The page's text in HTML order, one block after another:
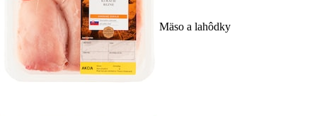
Mäso a lahôdky